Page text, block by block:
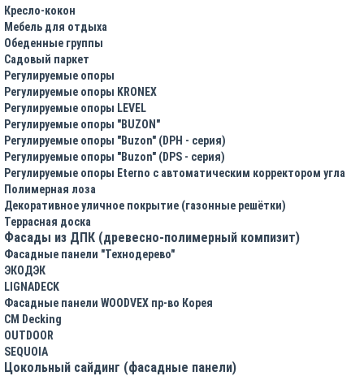
Кресло-кокон
Мебель для отдыха
Обеденные группы
Садовый паркет
Регулируемые опоры
Регулируемые опоры KRONEX
Регулируемые опоры LEVEL
Регулируемые опоры "BUZON"
Регулируемые опоры "Buzon" (DPH - серия)
Регулируемые опоры "Buzon" (DPS - серия)
Регулируемые опоры Eterno с автоматическим корректором угла
Полимерная лоза
Декоративное уличное покрытие (газонные решётки)
Террасная доска
Фасады из ДПК (древесно-полимерный компизит)
Фасадные панели "Технодерево"
ЭКОДЭК
LIGNADECK
Фасадные панели WOODVEX пр-во Корея
CM Decking
OUTDOOR
SEQUOIA
Цокольный сайдинг (фасадные панели)